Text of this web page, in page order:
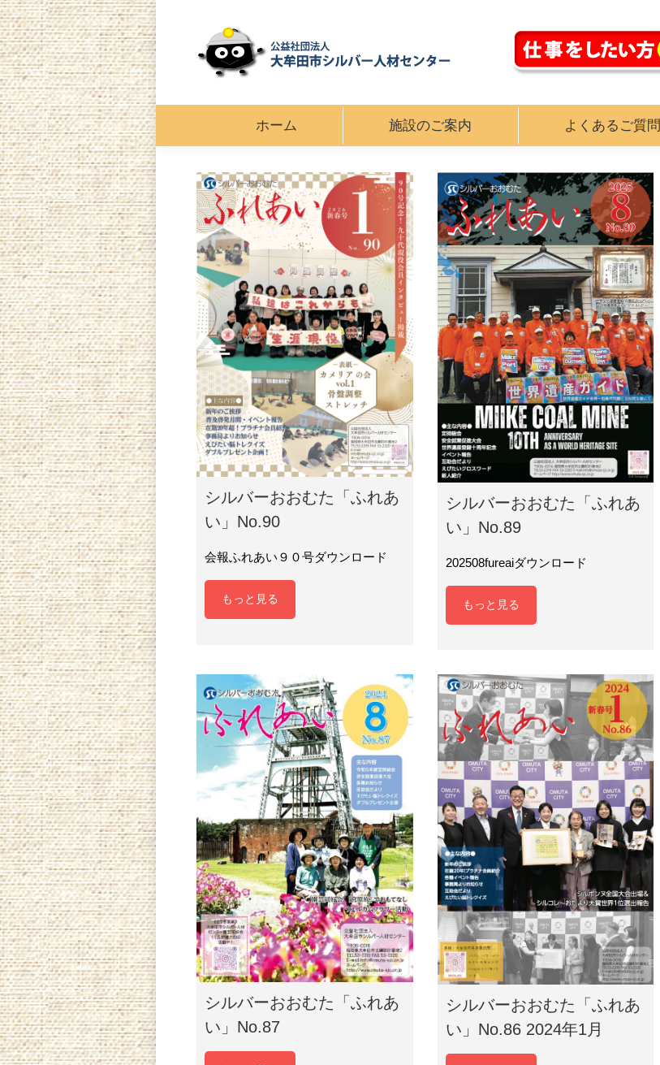
ホーム 施設のご案内 よくあるご質問
シルバーおおむた「ふれあ
い」No.90
会報ふれあい９０号ダウンロード
もっと見る
シルバーおおむた「ふれあ
い」No.89
202508fureaiダウンロード
もっと見る
シルバーおおむた「ふれあ
い」No.87
シルバーおおむた「ふれあ
い」No.86 2024年1月